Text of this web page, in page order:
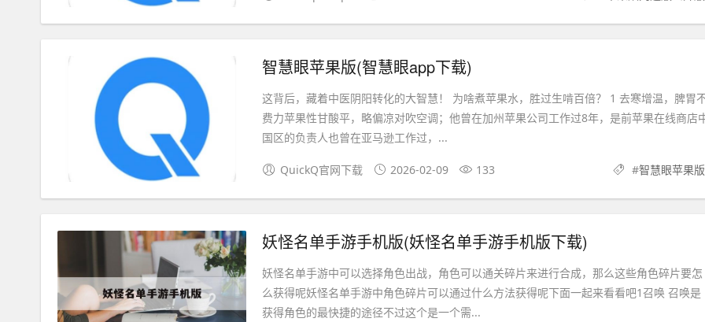
智慧眼苹果版(智慧眼app下载)
这背后，藏着中医阴阳转化的大智慧！ 为啥煮苹果水，胜过生啃百倍？ 1 去寒增温，脾胃
费力苹果性甘酸平，略偏凉对吹空调；他曾在加州苹果公司工作过8年，是前苹果在线商店
国区的负责人也曾在亚马逊工作过，...
QuickQ官网下载 2026-02-09 133 #智慧眼苹果版
妖怪名单手游手机版(妖怪名单手游手机版下载)
妖怪名单手游中可以选择角色出战，角色可以通关碎片来进行合成，那么这些角色碎片要怎
么获得呢妖怪名单手游中角色碎片可以通过什么方法获得呢下面一起来看看吧1召唤 召唤是
获得角色的最快捷的途径不过这个是一个需...